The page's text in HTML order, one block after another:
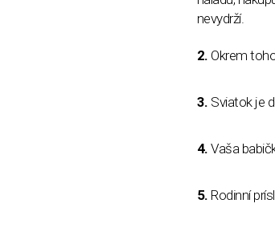
nevydrží.
2. Okrem
3. Sviatok je
4. Vaša
5. Rodinní